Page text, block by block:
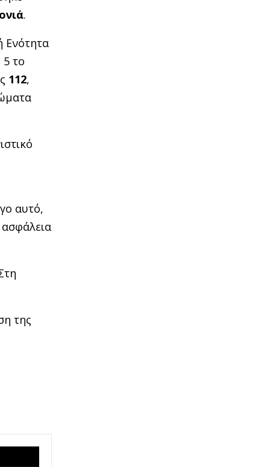
.
Ενότητα
5 το
112,
αυτό,
της